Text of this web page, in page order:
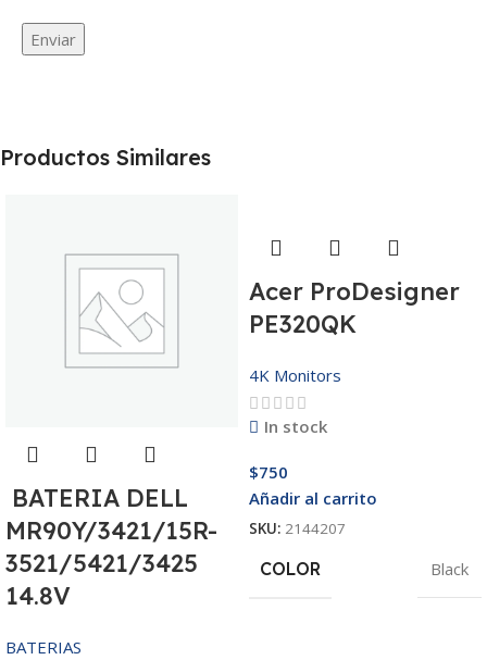
Productos Similares
BATERIA DELL
MR90Y/3421/15R-
3521/5421/3425
14.8V
BATERIAS
Acer ProDesigner
PE320QK
4K Monitors
In stock
$750
Añadir al carrito
SKU: 2144207
COLOR Black